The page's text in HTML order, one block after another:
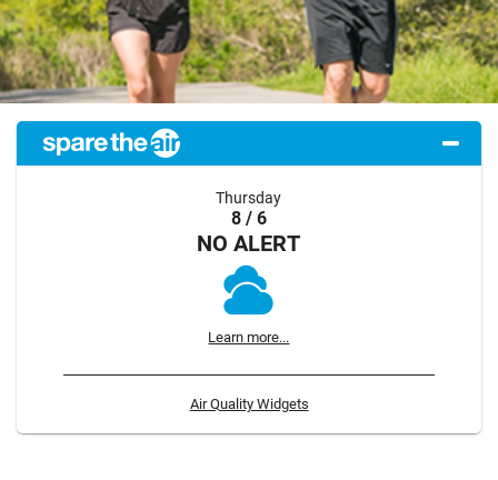
Thursday
8 / 6
NO ALERT
Learn more...
Air Quality Widgets